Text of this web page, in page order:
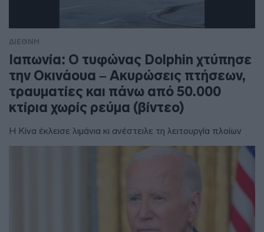
ΔΙΕΘΝΗ
Ιαπωνία: Ο τυφώνας Dolphin χτύπησε
την Οκινάουα – Ακυρώσεις πτήσεων,
τραυματίες και πάνω από 50.000
κτίρια χωρίς ρεύμα (βίντεο)
Η Κίνα έκλεισε λιμάνια κι ανέστειλε τη λειτουργία πλοίων